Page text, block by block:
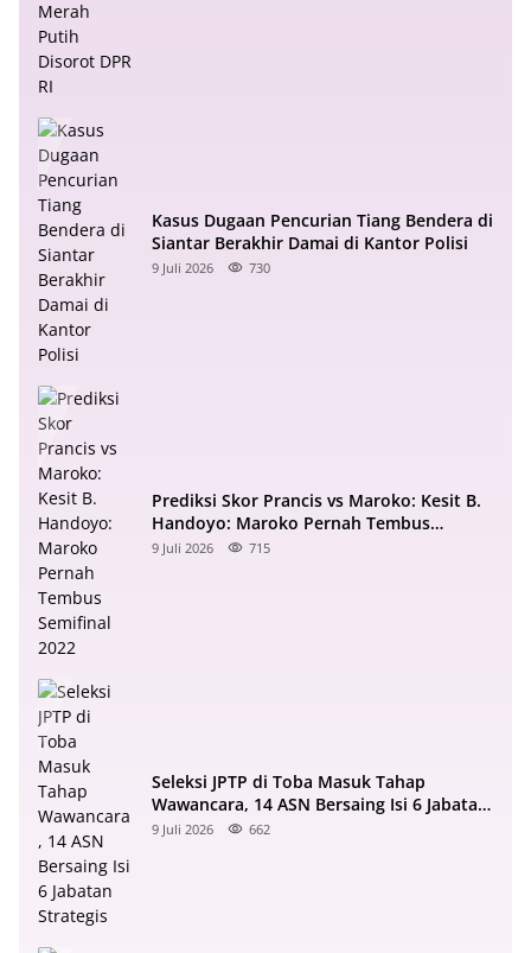
Kasus Dugaan Pencurian Tiang Bendera di
Siantar Berakhir Damai di Kantor Polisi
9 Juli 2026 730
Prediksi Skor Prancis vs Maroko: Kesit B.
Handoyo: Maroko Pernah Tembus
Semifinal 2022
9 Juli 2026 715
Seleksi JPTP di Toba Masuk Tahap
Wawancara, 14 ASN Bersaing Isi 6 Jabatan
Strategis
9 Juli 2026 662